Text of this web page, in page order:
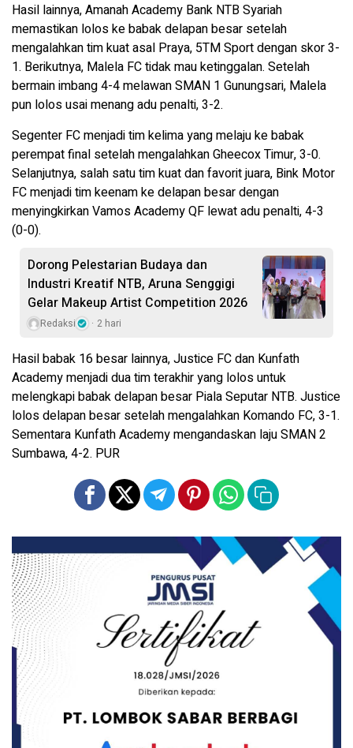
Hasil lainnya, Amanah Academy Bank NTB Syariah
memastikan lolos ke babak delapan besar setelah
mengalahkan tim kuat asal Praya, 5TM Sport dengan skor 3-
1. Berikutnya, Malela FC tidak mau ketinggalan. Setelah
bermain imbang 4-4 melawan SMAN 1 Gunungsari, Malela
pun lolos usai menang adu penalti, 3-2.
Segenter FC menjadi tim kelima yang melaju ke babak
perempat final setelah mengalahkan Gheecox Timur, 3-0.
Selanjutnya, salah satu tim kuat dan favorit juara, Bink Motor
FC menjadi tim keenam ke delapan besar dengan
menyingkirkan Vamos Academy QF lewat adu penalti, 4-3
(0-0).
Dorong Pelestarian Budaya dan
Industri Kreatif NTB, Aruna Senggigi
Gelar Makeup Artist Competition 2026
Redaksi 2 hari
Hasil babak 16 besar lainnya, Justice FC dan Kunfath
Academy menjadi dua tim terakhir yang lolos untuk
melengkapi babak delapan besar Piala Seputar NTB. Justice
lolos delapan besar setelah mengalahkan Komando FC, 3-1.
Sementara Kunfath Academy mengandaskan laju SMAN 2
Sumbawa, 4-2. PUR